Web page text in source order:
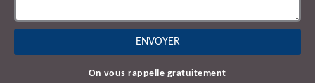
On vous rappelle gratuitement